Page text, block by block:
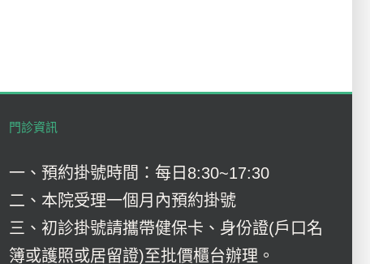
門診資訊
一、預約掛號時間：每日8:30~17:30
二、本院受理一個月內預約掛號
三、初診掛號請攜帶健保卡、身份證(戶口名
簿或護照或居留證)至批價櫃台辦理。